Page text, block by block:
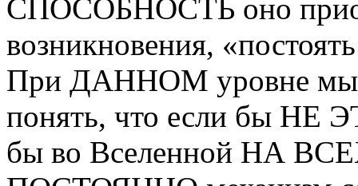
СПОСОБНОСТЬ оно
возникновения,
При ДАННОМ уровне
понять, что если бы
бы во Вселенной НА